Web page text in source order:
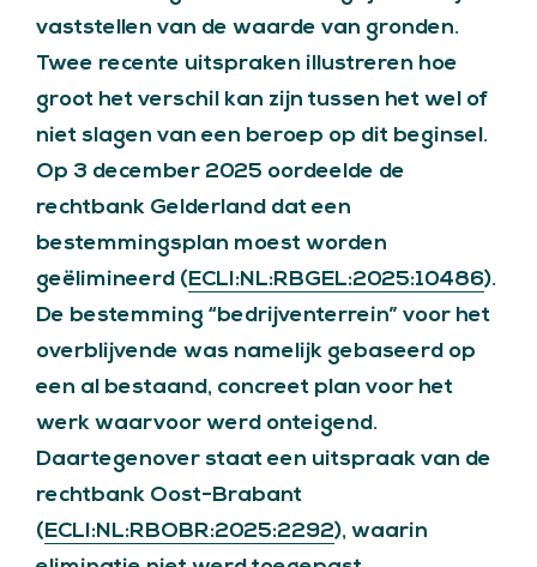
vaststellen van de waarde van gronden.
Twee recente uitspraken illustreren hoe
groot het verschil kan zijn tussen het wel of
niet slagen van een beroep op dit beginsel.
Op 3 december 2025 oordeelde de
rechtbank Gelderland dat een
bestemmingsplan moest worden
geëlimineerd (ECLI:NL:RBGEL:2025:10486).
De bestemming “bedrijventerrein” voor het
overblijvende was namelijk gebaseerd op
een al bestaand, concreet plan voor het
werk waarvoor werd onteigend.
Daartegenover staat een uitspraak van de
rechtbank Oost-Brabant
(ECLI:NL:RBOBR:2025:2292), waarin